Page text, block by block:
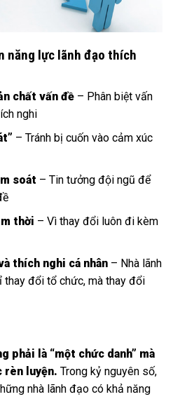
năng lực lãnh đạo thích
chất vấn đề– Phân biệt vấn
nghi
– Tránh bị cuốn vào cảm xúc
soát – Tin tưởng đội ngũ để
thời – Vì thay đổi luôn đi kèm
thích nghi cá nhân– Nhà lãnh
thay đổi tổ chức, mà thay đổi
phải là “một chức danh” mà
rèn luyện. Trong kỷ nguyên số,
nhà lãnh đạo có khả năng